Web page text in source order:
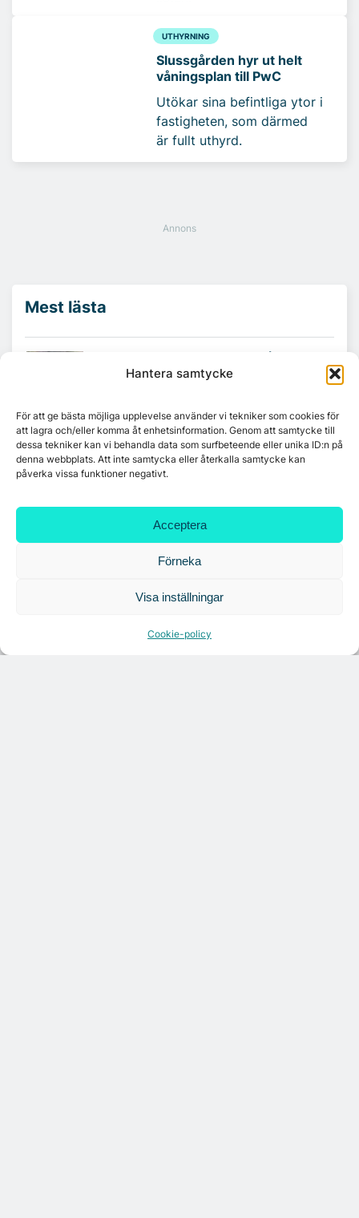
Hantera samtycke
För att ge bästa möjliga upplevelse använder vi tekniker som cookies för
att lagra och/eller komma åt enhetsinformation. Genom att samtycke till
dessa tekniker kan vi behandla data som surfbeteende eller unika ID:n på
denna webbplats. Att inte samtycka eller återkalla samtycke kan
påverka vissa funktioner negativt.
Acceptera
Förneka
Visa inställningar
Cookie-policy
UTHYRNING
Slussgården hyr ut helt
våningsplan till PwC
Utökar sina befintliga ytor i
fastigheten, som därmed
är fullt uthyrd.
Mest lästa
Platzer utvecklar nytt logistikområde –
Arendal 5.0
Ny hyresgäst till projektet HK Gamlestaden
Tandem Health flyttar till Kungsgatan